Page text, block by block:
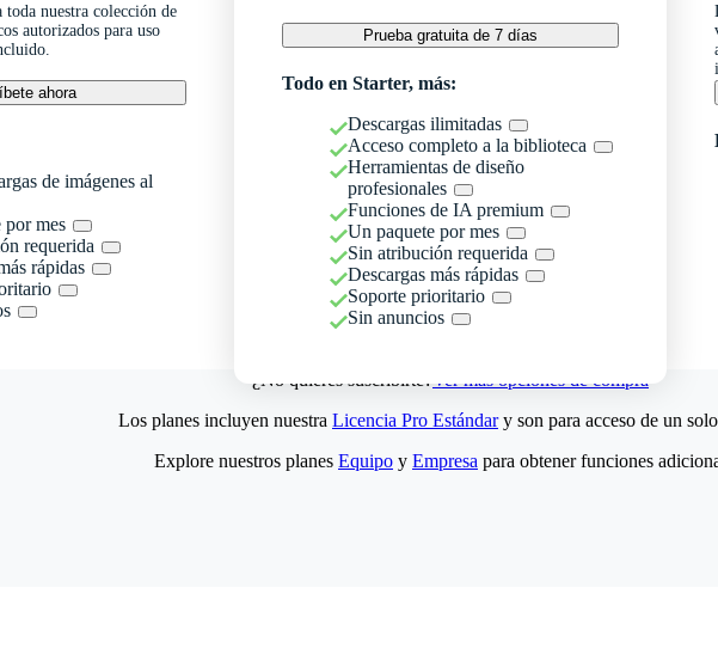
toda nuestra colección de
autorizados para uso
ahora
de imágenes al
por mes
requerida
rápidas
Prueba gratuita de 7 días
Todo en Starter, más:
Descargas ilimitadas
Acceso completo a la biblioteca
Herramientas de diseño
profesionales
Funciones de IA premium
Un paquete por mes
Sin atribución requerida
Descargas más rápidas
Soporte prioritario
Sin anuncios
¿No quieres suscribirte?Ver más opciones de compra
Los planes incluyen nuestra Licencia Pro Estándary son para acceso de un
Explore nuestros planes Equipo y Empresa para obtener funciones